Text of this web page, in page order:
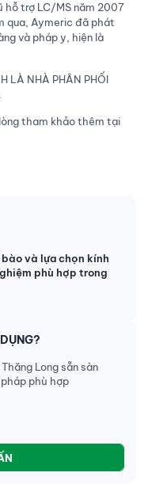
hỗ trợ LC/MS năm 2007
qua, Aymeric đã phát
và pháp y, hiện là
LÀ NHÀ PHÂN PHỐI
tham khảo thêm tại
và lựa chọn kính
phù hợp trong
Long sẵn sàn
phù hợp